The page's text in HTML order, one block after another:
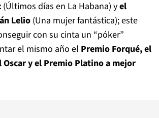
(Últimos días en La Habana) yel
Lelio (Una mujer fantástica); este
con su cinta un “póker”
el mismo año el Premio Forqué, el
Oscar y el Premio Platino a mejor